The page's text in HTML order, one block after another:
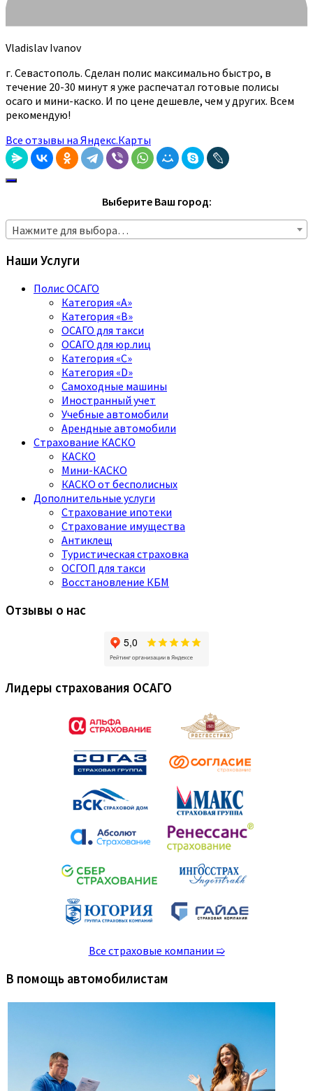
Vladislav Ivanov
г. Севастополь. Сделан полис максимально быстро, в
течение 20-30 минут я уже распечатал готовые полисы
осаго и мини-каско. И по цене дешевле, чем у других. Всем
рекомендую!
Все отзывы на Яндекс.Карты
Выберите Ваш город:
Нажмите для выбора…
Наши Услуги
Полис ОСАГО
Категория «A»
Категория «B»
ОСАГО для такси
ОСАГО для юр.лиц
Категория «C»
Категория «D»
Самоходные машины
Иностранный учет
Учебные автомобили
Арендные автомобили
Страхование КАСКО
КАСКО
Мини-КАСКО
КАСКО от бесполисных
Дополнительные услуги
Страхование ипотеки
Страхование имущества
Антиклещ
Туристическая страховка
ОСГОП для такси
Восстановление КБМ
Отзывы о нас
Лидеры страхования ОСАГО
Все страховые компании ➯
В помощь автомобилистам